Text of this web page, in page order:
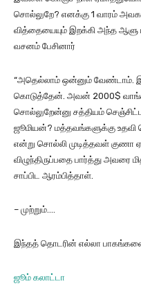
சொல்லுறே? எனக்கு 1 வாரம்
வித்தையையும் இறக்கி அந்த ஆளு
வசனம் பேசினார்
“அதெல்லாம் ஒன்னும் வேண்டாம்.
கொடுத்தேன். அவன் 2000$
சொல்லுறேன்னு சத்தியம்
ஜூமியன்? மத்தவங்களுக்கு உதவி
என்று சொல்லி முடித்தவள்
விழுந்திருப்பதை பார்த்து அவரை
சாப்பிட ஆரம்பித்தாள்.
– முற்றும்….
இந்தத் தொடரின் எல்லா
ஜூம் கலாட்டா